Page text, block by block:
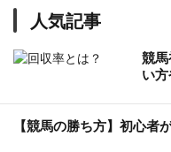
人気記事
競
い
【競馬の勝ち方】初心者